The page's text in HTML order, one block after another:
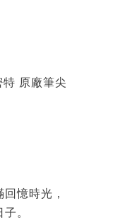
原廠筆尖
憶時光，
。